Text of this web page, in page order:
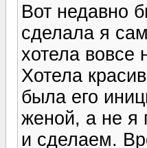
Вот недавно
сделала я
хотела вовсе
Хотела
была его
женой, а не я
и сделаем.